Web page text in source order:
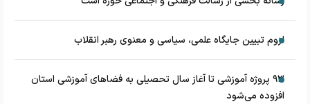
لزوم تبیین جایگاه علمی، سیاسی و معنوی رهبر انقلاب
۹۳ پروژه آموزشی تا آغاز سال تحصیلی به فضاهای آموزشی استان
افزوده می‌شود